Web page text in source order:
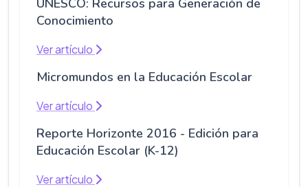
UNESCO: Recursos para Generación de
Conocimiento
Ver artículo
Micromundos en la Educación Escolar
Ver artículo
Reporte Horizonte 2016 - Edición para
Educación Escolar (K-12)
Ver artículo